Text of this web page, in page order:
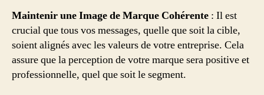
Maintenir une Image de Marque Cohérente : Il est
crucial que tous vos messages, quelle que soit la cible,
soient alignés avec les valeurs de votre entreprise. Cela
assure que la perception de votre marque sera positive et
professionnelle, quel que soit le segment.